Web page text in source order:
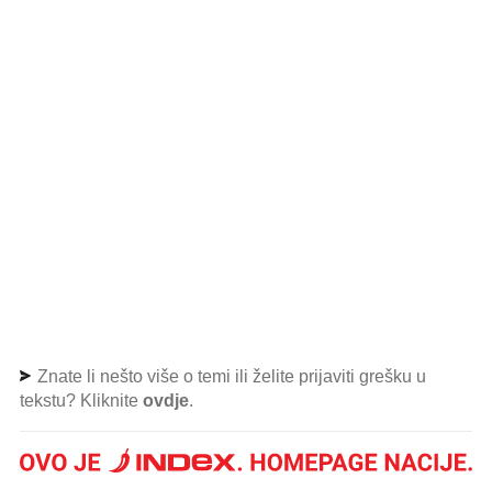
Znate li nešto više o temi ili želite prijaviti grešku u
tekstu? Kliknite ovdje.